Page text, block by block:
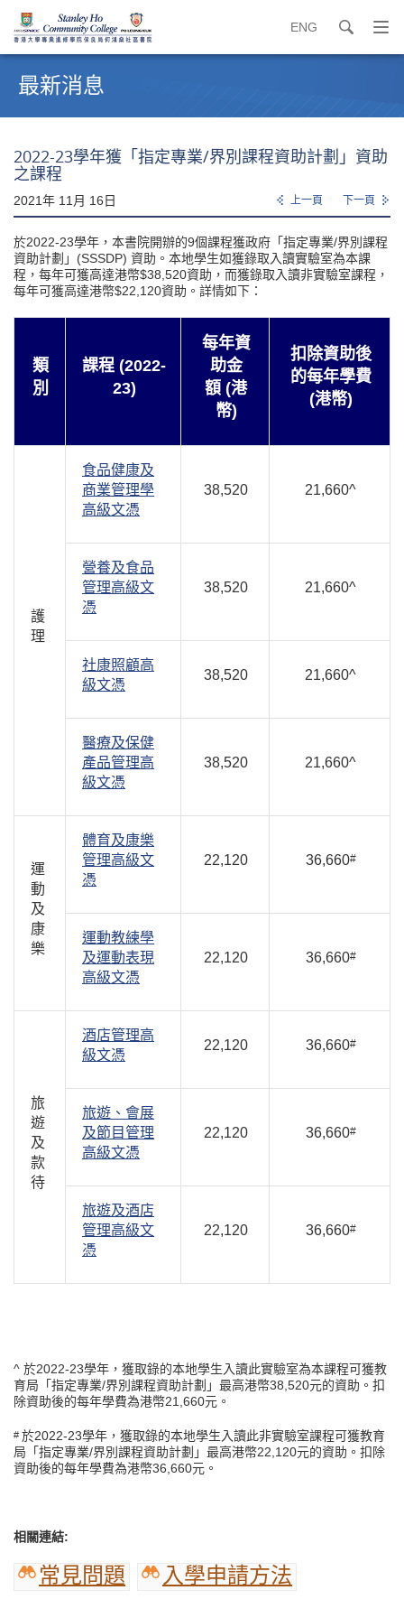
ENG search
打
開
始
最新消息
2022-23學年獲「指定專業/界別課程資助計劃」資助
之課程
2021年 11月 16日 上一頁 下一頁
於2022-23學年，本書院開辦的9個課程獲政府「指定專業/界別課程
資助計劃」(SSSDP) 資助。本地學生如獲錄取入讀實驗室為本課
程，每年可獲高達港幣$38,520資助，而獲錄取入讀非實驗室課程，
每年可獲高達港幣$22,120資助。詳情如下：
類
別
課程 (2022-
23)
每年資
助金
額 (港
幣)
扣除資助後
的每年學費
(港幣)
護
理
食品健康及
商業管理學
高級文憑
38,520 21,660^
營養及食品
管理高級文
憑
38,520 21,660^
社康照顧高
級文憑
38,520 21,660^
醫療及保健
產品管理高
級文憑
38,520 21,660^
運
動
及
康
樂
體育及康樂
管理高級文
憑
22,120 36,660#
運動教練學
及運動表現
高級文憑
22,120 36,660#
旅
遊
及
款
待
酒店管理高
級文憑
22,120 36,660#
旅遊、會展
及節目管理
高級文憑
22,120 36,660#
旅遊及酒店
管理高級文
憑
22,120 36,660#
^ 於2022-23學年，獲取錄的本地學生入讀此實驗室為本課程可獲教
育局「指定專業/界別課程資助計劃」最高港幣38,520元的資助。扣
除資助後的每年學費為港幣21,660元。
# 於2022-23學年，獲取錄的本地學生入讀此非實驗室課程可獲教育
局「指定專業/界別課程資助計劃」最高港幣22,120元的資助。扣除
資助後的每年學費為港幣36,660元。
相關連結:
常見問題 入學申請方法